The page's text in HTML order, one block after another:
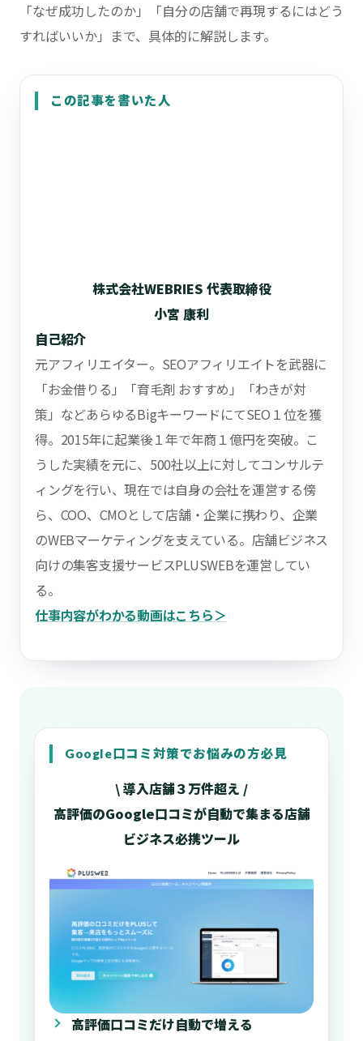
「なぜ成功したのか」「自分の店舗で再現するにはどう
すればいいか」まで、具体的に解説します。
この記事を書いた人
株式会社WEBRIES 代表取締役
小宮 康利
自己紹介
元アフィリエイター。SEOアフィリエイトを武器に
「お金借りる」「育毛剤 おすすめ」「わきが対
策」などあらゆるBigキーワードにてSEO１位を獲
得。2015年に起業後１年で年商１億円を突破。こ
うした実績を元に、500社以上に対してコンサルテ
ィングを行い、現在では自身の会社を運営する傍
ら、COO、CMOとして店舗・企業に携わり、企業
のWEBマーケティングを支えている。店舗ビジネス
向けの集客支援サービスPLUSWEBを運営してい
る。
仕事内容がわかる動画はこちら＞
Google口コミ対策でお悩みの方必見
\ 導入店舗３万件超え /
高評価のGoogle口コミが自動で集まる店舗
ビジネス必携ツール
高評価口コミだけ自動で増える